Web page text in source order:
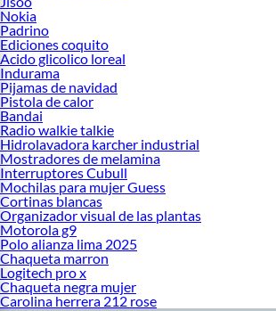
Nokia
Padrino
Ediciones coquito
Acido glicolico loreal
Indurama
Pijamas de navidad
Pistola de calor
Bandai
Radio walkie talkie
Hidrolavadora karcher industrial
Mostradores de melamina
Interruptores Cubull
Mochilas para mujer Guess
Cortinas blancas
Organizador visual de las plantas
Motorola g9
Polo alianza lima 2025
Chaqueta marron
Logitech pro x
Chaqueta negra mujer
Carolina herrera 212 rose